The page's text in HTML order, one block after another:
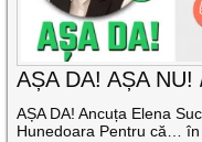
AȘA DA! AȘA
AȘA DA! Ancuța Elena
Hunedoara Pentru că…